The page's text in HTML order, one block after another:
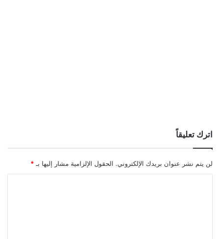
اترك تعليقاً
لن يتم نشر عنوان بريدك الإلكتروني. الحقول الإلزامية مشار إليها بـ *